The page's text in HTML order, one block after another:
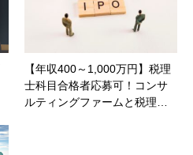
【年収400～1,000万円】税理
士科目合格者応募可！コンサ
ルティングファームと税理…